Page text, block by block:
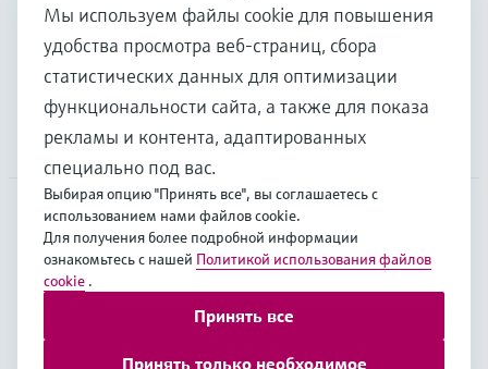
Поддержка
Компания
CAS•Русский
Copyright © Endress+Hauser Group Services AG
Data Protection
Мы используем файлы cookie для повышения
удобства просмотра веб-страниц, сбора
статистических данных для оптимизации
функциональности сайта, а также для показа
рекламы и контента, адаптированных
специально под вас.
Выбирая опцию "Принять все", вы соглашаетесь с
использованием нами файлов cookie.
Для получения более подробной информации
ознакомьтесь с нашей Политикой использования файлов
cookie .
Принять только необходимое
Принять все